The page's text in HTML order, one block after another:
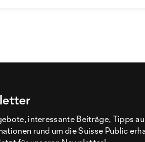
interessante Beiträge, Tipps
rund um die Suisse Public